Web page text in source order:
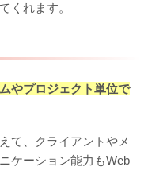
くれます。
やプロジェクト単位で
て、クライアントやメ
ケーション能力もWeb